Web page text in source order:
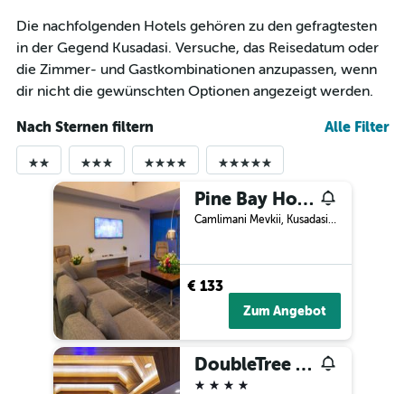
Die nachfolgenden Hotels gehören zu den gefragtesten
in der Gegend Kusadasi. Versuche, das Reisedatum oder
die Zimmer- und Gastkombinationen anzupassen, wenn
dir nicht die gewünschten Optionen angezeigt werden.
Nach Sternen filtern Alle Filter
Pine Bay Holiday Resort
Camlimani Mevkii, Kusadasi, Türkei
€ 133
Zum Angebot
DoubleTree by Hilton Kusadasi
4 Sterne